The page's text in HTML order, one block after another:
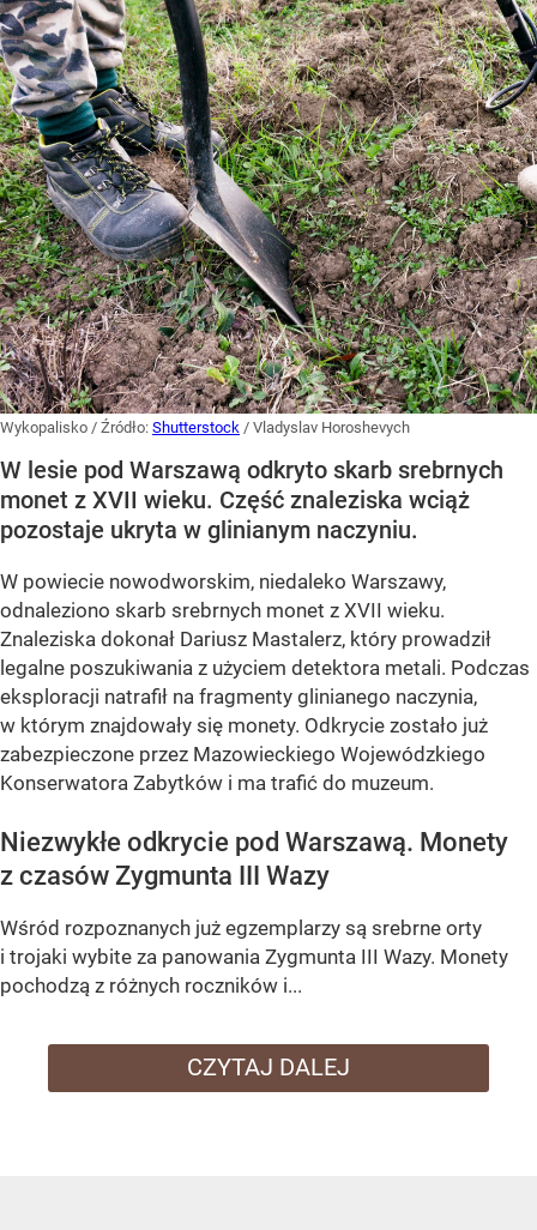
Wykopalisko / Źródło: Shutterstock / Vladyslav Horoshevych
W lesie pod Warszawą odkryto skarb srebrnych
monet z XVII wieku. Część znaleziska wciąż
pozostaje ukryta w glinianym naczyniu.
W powiecie nowodworskim, niedaleko Warszawy,
odnaleziono skarb srebrnych monet z XVII wieku.
Znaleziska dokonał Dariusz Mastalerz, który prowadził
legalne poszukiwania z użyciem detektora metali. Podczas
eksploracji natrafił na fragmenty glinianego naczynia,
w którym znajdowały się monety. Odkrycie zostało już
zabezpieczone przez Mazowieckiego Wojewódzkiego
Konserwatora Zabytków i ma trafić do muzeum.
Niezwykłe odkrycie pod Warszawą. Monety
z czasów Zygmunta III Wazy
Wśród rozpoznanych już egzemplarzy są srebrne orty
i trojaki wybite za panowania Zygmunta III Wazy. Monety
pochodzą z różnych roczników i...
CZYTAJ DALEJ